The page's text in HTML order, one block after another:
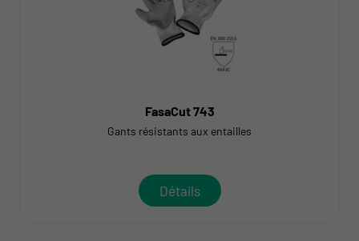
FasaCut 743
Gants résistants aux entailles
Détails